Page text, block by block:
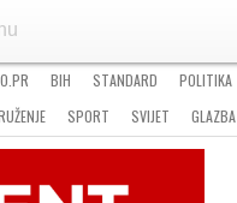
BIH STANDARD
POLITIKA
SPORT SVIJET
GLAZBA
LOCATION IN BH KONTAKT